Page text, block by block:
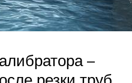
–
резки труб.